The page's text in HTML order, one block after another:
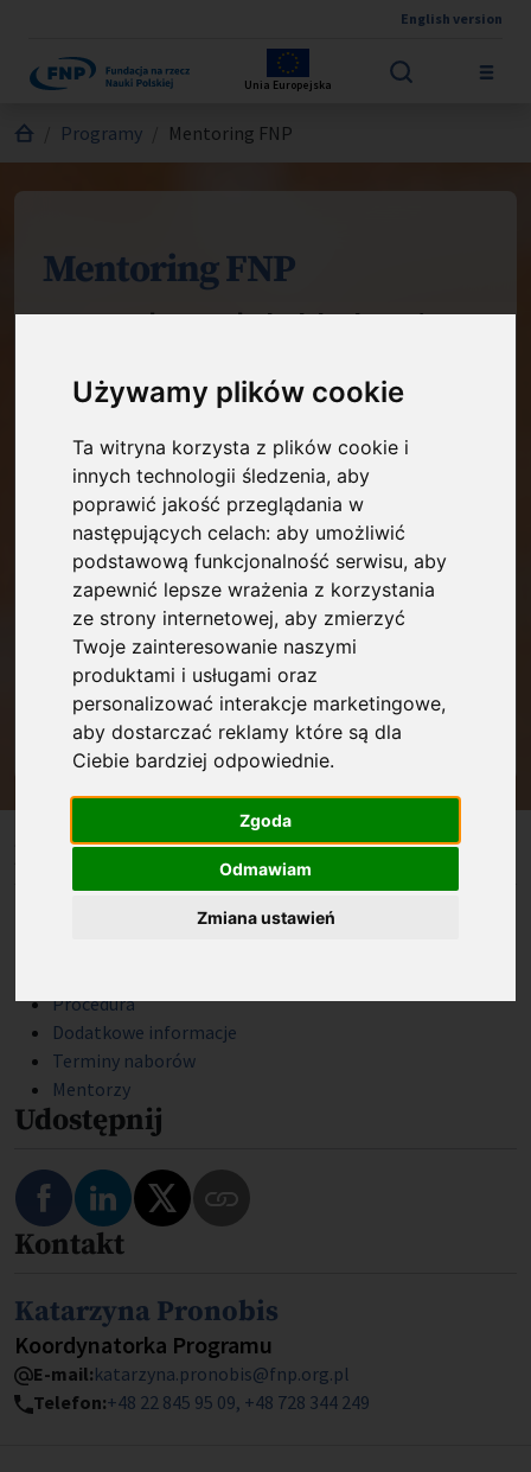
Używamy plików cookie
Ta witryna korzysta z plików cookie i
innych technologii śledzenia, aby
poprawić jakość przeglądania w
następujących celach:aby umożliwić
podstawową funkcjonalność serwisu,aby
zapewnić lepsze wrażenia z korzystania
ze strony internetowej,aby zmierzyć
Twoje zainteresowanie naszymi
produktami i usługami oraz
personalizować interakcje marketingowe,
aby dostarczać reklamy które są dla
Ciebie bardziej odpowiednie.
Zgoda
Odmawiam
Zmiana ustawień
English version
Unia Europejska
Jesteś tutaj:
Programy Mentoring FNP
Mentoring FNP
Program łączy młodych badaczy i
START, z bardziej doświadczonymi
laureatami i laureatkami innych
programów Fundacji oraz innymi
osobami zaproszonymi przez Fundację
do bycia Mentorem.Działanie to służy
budowaniu relacji mentoringowych,
które wspierają rozwój zawodowy
osób mentorowanych (Mentee).
Na skróty
Opis i cele programu
Procedura
Dodatkowe informacje
Terminy naborów
Mentorzy
Udostępnij
Podziel się na Facebooku
Podziel się na LinkedIn
Podziel się na Twitterze
Kontakt
Imię i nazwisko
Katarzyna Pronobis
Stanowisko
Koordynatorka Programu
E-mail:katarzyna.pronobis@fnp.org.pl
Telefon:+48 22 845 95 09, +48 728 344 249